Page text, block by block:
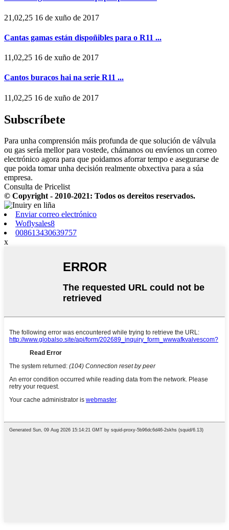
21,02,25 16 de xuño de 2017
Cantas gamas están dispoñibles para o R11 ...
11,02,25 16 de xuño de 2017
Cantos buracos hai na serie R11 ...
11,02,25 16 de xuño de 2017
Subscríbete
Para unha comprensión máis profunda de que solución de válvula
ou gas sería mellor para vostede, chámanos ou envíenos un correo
electrónico agora para que poidamos aforrar tempo e asegurarse de
que poida tomar unha decisión realmente obxectiva para a súa
empresa.
Consulta de Pricelist
© Copyright - 2010-2021: Todos os dereitos reservados.
Enviar correo electrónico
Woflysales8
008613430639757
x